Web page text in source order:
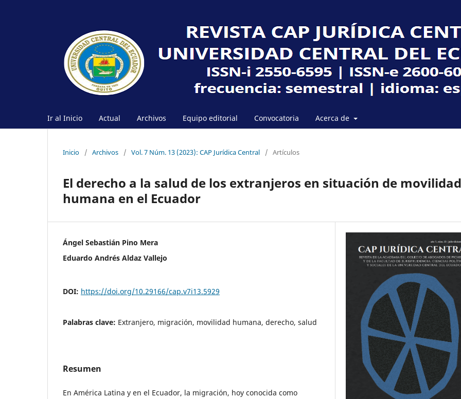
Ir al Inicio Actual Archivos Equipo editorial Convocatoria Acerca de
Inicio / Archivos / Vol. 7 Núm. 13 (2023): CAP Jurídica Central / Artículos
El derecho a la salud de los extranjeros en situación de movilidad
humana en el Ecuador
Ángel Sebastián Pino Mera
Eduardo Andrés Aldaz Vallejo
DOI: https://doi.org/10.29166/cap.v7i13.5929
Palabras clave: Extranjero, migración, movilidad humana, derecho, salud
Resumen
En América Latina y en el Ecuador, la migración, hoy conocida como